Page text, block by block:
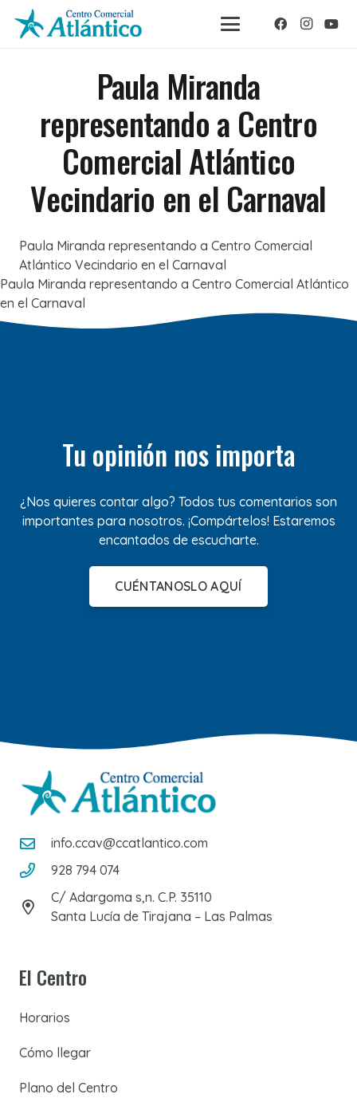
Paula Miranda
representando a Centro
Comercial Atlántico
Vecindario en el Carnaval
Paula Miranda representando a Centro Comercial
Atlántico Vecindario en el Carnaval
Paula Miranda representando a Centro Comercial Atlántico
en el Carnaval
Tu opinión nos importa
¿Nos quieres contar algo? Todos tus comentarios son
importantes para nosotros. ¡Compártelos! Estaremos
encantados de escucharte.
CUÉNTANOSLO AQUÍ
info.ccav@ccatlantico.com
928 794 074
C/ Adargoma s,n. C.P. 35110
Santa Lucía de Tirajana – Las Palmas
El Centro
Horarios
Cómo llegar
Plano del Centro